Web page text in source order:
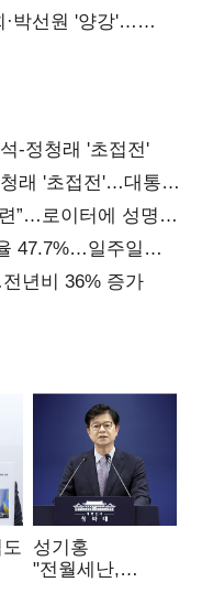
박선원 '양강'…
-정청래 '초접전'
래 '초접전'…대통령
”…로이터에 성명
47.7%…일주일
년비 36% 증가
성기홍
"전월세난,